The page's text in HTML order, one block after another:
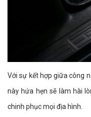
Với sự kết hợp giữa công
này hứa hẹn sẽ làm hài
chinh phục mọi địa hình.